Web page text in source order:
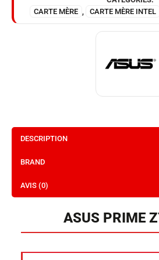
CARTE MÈRE
CARTE MÈRE INTEL
DESCRIPTION
BRAND
AVIS (0)
ASUS PRIME